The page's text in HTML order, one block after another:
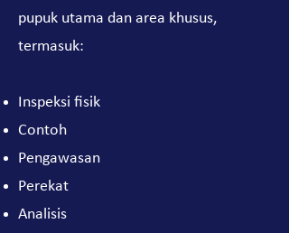
pupuk utama dan area khusus,
termasuk:
Inspeksi fisik
Contoh
Pengawasan
Perekat
Analisis